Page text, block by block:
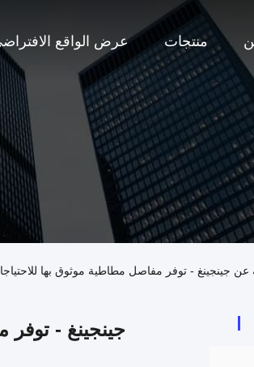
منتجات عرض الواقع
عن جينجينغ - توفر مفاصل مطاطية موثوق بها
جينجينغ - توفر